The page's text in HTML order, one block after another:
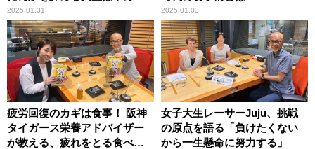
い」
2025.01.31 2025.01.03
疲労回復のカギは食事！ 阪神
タイガース栄養アドバイザー
が教える、疲れをとる食べも
女子大生レーサーJuju、挑戦
の原点を語る「負けたくない
から一生懸命に努力する」